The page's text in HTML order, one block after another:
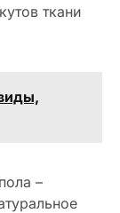
ткани
–